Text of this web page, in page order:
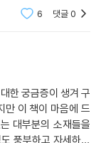
분들과 꽃을 좋아하
6 댓글0
한 궁금증이 생겨 구
만 이 책이 마음에 드
대부분의 소재들을
풍부하고 자세하기